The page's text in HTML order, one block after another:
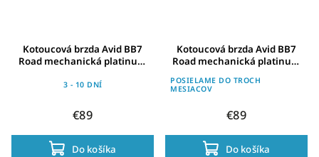
Kotoucová brzda Avid BB7
Road mechanická platinum
3 - 10 DNÍ
€89
Do košíka
Kotoucová brzda Avid BB7
Road mechanická platinum
POSIELAME DO TROCH
MESIACOV
€89
Do košíka